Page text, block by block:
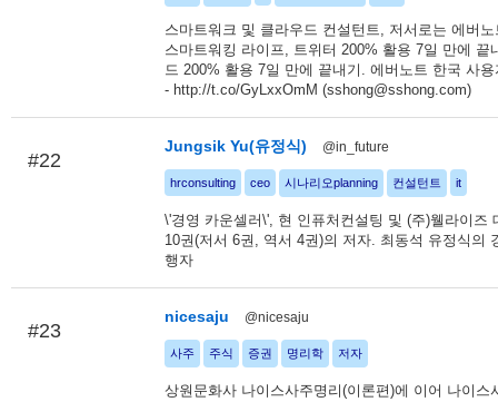
스마트워크 및 클라우드 컨설턴트, 저서로는 에버
스마트워킹 라이프, 트위터 200% 활용 7일 만에 끝
드 200% 활용 7일 만에 끝내기. 에버노트 한국 사
- http://t.co/GyLxxOmM (sshong@sshong.com)
#22
Jungsik Yu(유정식) @in_future
hrconsulting ceo 시나리오planning 컨설턴트 it
\'경영 카운셀러\', 현 인퓨처컨설팅 및 (주)웰라이즈
10권(저서 6권, 역서 4권)의 저자. 최동석 유정식의
행자
#23
nicesaju @nicesaju
사주 주식 증권 명리학 저자
상원문화사 나이스사주명리(이론편)에 이어 나이스